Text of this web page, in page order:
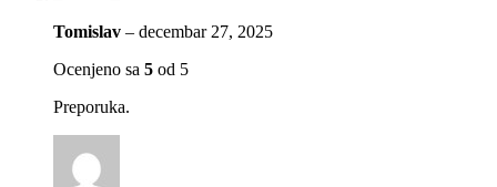
Tomislav – decembar 27, 2025
Ocenjeno sa 5 od 5
Preporuka.